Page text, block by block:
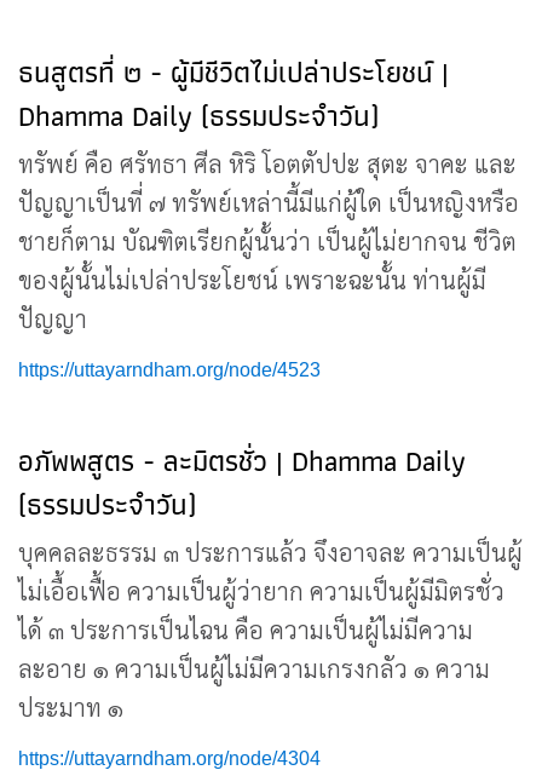
ธนสูตรที่ ๒ - ผู้มีชีวิตไม่เปล่าประโยชน์ |
Dhamma Daily (ธรรมประจำวัน)
ทรัพย์ คือ ศรัทธา ศีล หิริ โอตตัปปะ สุตะ จาคะ และ
ปัญญาเป็นที่ ๗ ทรัพย์เหล่านี้มีแก่ผู้ใด เป็นหญิงหรือ
ชายก็ตาม บัณฑิตเรียกผู้นั้นว่า เป็นผู้ไม่ยากจน ชีวิต
ของผู้นั้นไม่เปล่าประโยชน์ เพราะฉะนั้น ท่านผู้มี
ปัญญา
https://uttayarndham.org/node/4523
อภัพพสูตร - ละมิตรชั่ว | Dhamma Daily
(ธรรมประจำวัน)
บุคคลละธรรม ๓ ประการแล้ว จึงอาจละ ความเป็นผู้
ไม่เอื้อเฟื้อ ความเป็นผู้ว่ายาก ความเป็นผู้มีมิตรชั่ว
ได้ ๓ ประการเป็นไฉน คือ ความเป็นผู้ไม่มีความ
ละอาย ๑ ความเป็นผู้ไม่มีความเกรงกลัว ๑ ความ
ประมาท ๑
https://uttayarndham.org/node/4304